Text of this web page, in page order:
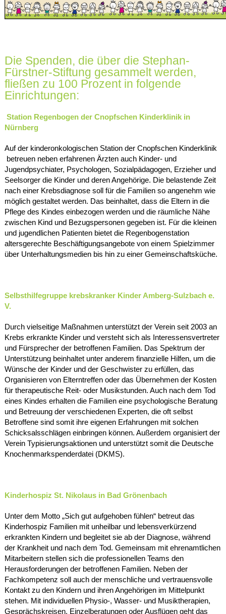
Die Spenden, die über die Stephan-
Fürstner-Stiftung gesammelt werden,
fließen zu 100 Prozent in folgende
Einrichtungen:
Station Regenbogen der Cnopfschen Kinderklinik in
Nürnberg
Auf der kinderonkologischen Station der Cnopfschen Kinderklinik
betreuen neben erfahrenen Ärzten auch Kinder- und
Jugendpsychiater, Psychologen, Sozialpädagogen, Erzieher und
Seelsorger die Kinder und deren Angehörige. Die belastende Zeit
nach einer Krebsdiagnose soll für die Familien so angenehm wie
möglich gestaltet werden. Das beinhaltet, dass die Eltern in die
Pflege des Kindes einbezogen werden und die räumliche Nähe
zwischen Kind und Bezugspersonen gegeben ist. Für die kleinen
und jugendlichen Patienten bietet die Regenbogenstation
altersgerechte Beschäftigungsangebote von einem Spielzimmer
über Unterhaltungsmedien bis hin zu einer Gemeinschaftsküche.
Selbsthilfegruppe krebskranker Kinder Amberg-Sulzbach e.
V.
Durch vielseitige Maßnahmen unterstützt der Verein seit 2003 an
Krebs erkrankte Kinder und versteht sich als Interessensvertreter
und Fürsprecher der betroffenen Familien. Das Spektrum der
Unterstützung beinhaltet unter anderem finanzielle Hilfen, um die
Wünsche der Kinder und der Geschwister zu erfüllen, das
Organisieren von Elterntreffen oder das Übernehmen der Kosten
für therapeutische Reit- oder Musikstunden. Auch nach dem Tod
eines Kindes erhalten die Familien eine psychologische Beratung
und Betreuung der verschiedenen Experten, die oft selbst
Betroffene sind somit ihre eigenen Erfahrungen mit solchen
Schicksalsschlägen einbringen können. Außerdem organisiert der
Verein Typisierungsaktionen und unterstützt somit die Deutsche
Knochenmarkspenderdatei (DKMS).
Kinderhospiz St. Nikolaus in Bad Grönenbach
Unter dem Motto „Sich gut aufgehoben fühlen“ betreut das
Kinderhospiz Familien mit unheilbar und lebensverkürzend
erkrankten Kindern und begleitet sie ab der Diagnose, während
der Krankheit und nach dem Tod. Gemeinsam mit ehrenamtlichen
Mitarbeitern stellen sich die professionellen Teams den
Herausforderungen der betroffenen Familien. Neben der
Fachkompetenz soll auch der menschliche und vertrauensvolle
Kontakt zu den Kindern und ihren Angehörigen im Mittelpunkt
stehen. Mit individuellen Physio-, Wasser- und Musiktherapien,
Gesprächskreisen, Einzelberatungen oder Ausflügen geht das